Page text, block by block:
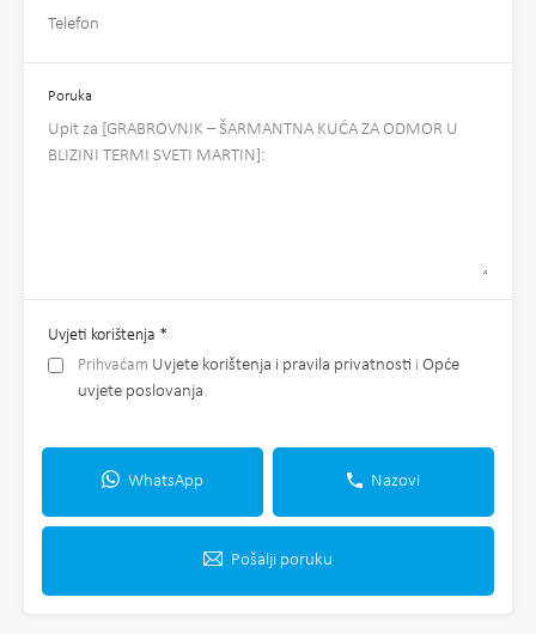
Poruka
Uvjeti korištenja *
Prihvaćam Uvjete korištenja i pravila privatnosti i Opće
uvjete poslovanja.
WhatsApp Nazovi
Pošalji poruku